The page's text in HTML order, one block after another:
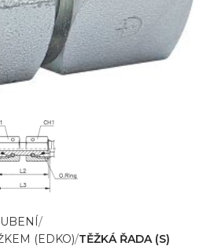
(EDKO) TĚŽKÁ ŘADA (S)